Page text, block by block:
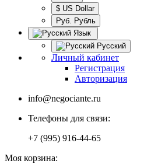
$ US Dollar
Руб. Рубль
Язык
Русский
Личный кабинет
Регистрация
Авторизация
info@negociante.ru
Телефоны для связи:
+7 (995) 916-44-65
Моя корзина: